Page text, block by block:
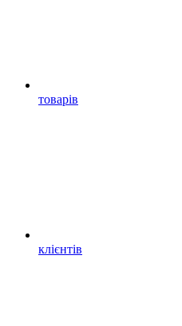
товарів
клієнтів